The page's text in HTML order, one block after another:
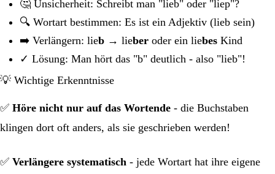
🤔 Unsicherheit: Schreibt man "lieb" oder "liep"?
🔍 Wortart bestimmen: Es ist ein Adjektiv (lieb sein)
➡️ Verlängern: lieb → lieber oder ein liebes Kind
✓ Lösung: Man hört das "b" deutlich - also "lieb"!
💡 Wichtige Erkenntnisse
✅ Höre nicht nur auf das Wortende - die Buchstaben
klingen dort oft anders, als sie geschrieben werden!
✅ Verlängere systematisch - jede Wortart hat ihre eigene